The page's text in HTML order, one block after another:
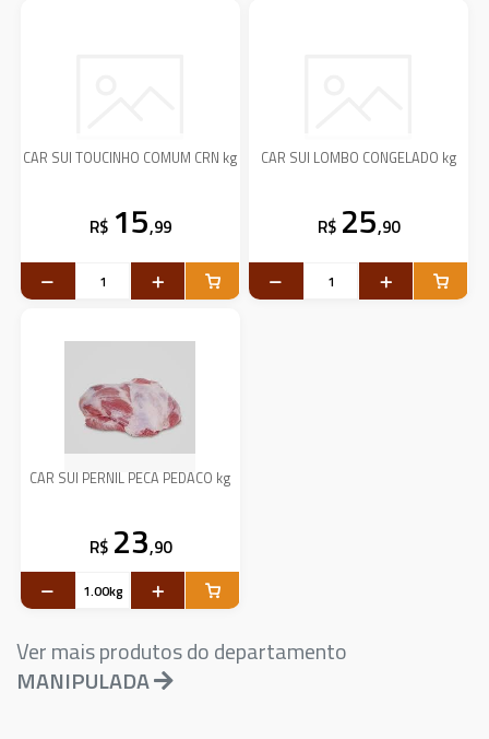
CAR SUI TOUCINHO COMUM CRN kg
R$ 15,99
CAR SUI LOMBO CONGELADO kg
R$ 25,90
CAR SUI PERNIL PECA PEDACO kg
R$ 23,90
Ver mais produtos do departamento
MANIPULADA